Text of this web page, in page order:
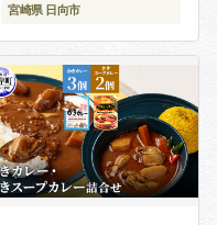
備蓄 中辛 常温保存
宮崎県 日向市